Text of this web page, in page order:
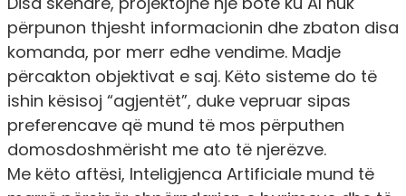
përpunon thjesht informacionin dhe zbaton disa
komanda, por merr edhe vendime. Madje
përcakton objektivat e saj. Këto sisteme do të
ishin kësisoj “agjentët”, duke vepruar sipas
preferencave që mund të mos përputhen
domosdoshmërisht me ato të njerëzve.
Me këto aftësi, Inteligjenca Artificiale mund të